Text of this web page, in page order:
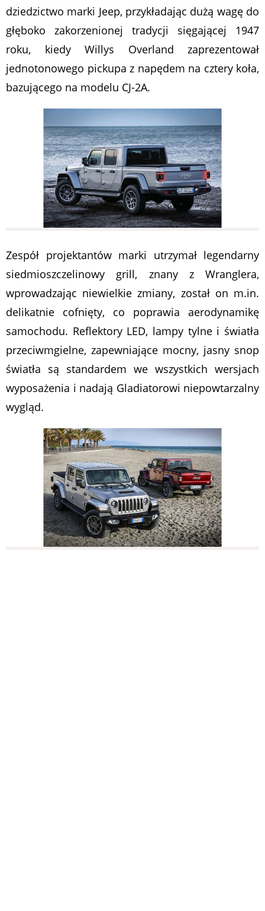
dziedzictwo marki Jeep, przykładając dużą wagę do
głęboko zakorzenionej tradycji sięgającej 1947
roku, kiedy Willys Overland zaprezentował
jednotonowego pickupa z napędem na cztery koła,
bazującego na modelu CJ-2A.
Zespół projektantów marki utrzymał legendarny
siedmioszczelinowy grill, znany z Wranglera,
wprowadzając niewielkie zmiany, został on m.in.
delikatnie cofnięty, co poprawia aerodynamikę
samochodu. Reflektory LED, lampy tylne i światła
przeciwmgielne, zapewniające mocny, jasny snop
światła są standardem we wszystkich wersjach
wyposażenia i nadają Gladiatorowi niepowtarzalny
wygląd.